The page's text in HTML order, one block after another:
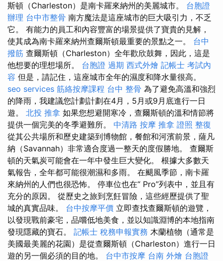
斯頓（Charleston）是南卡羅來納州的美麗城市。 台胞證
辦理 台中市整骨 南方魔法是這座城市的巨大吸引力，不乏
它。 有能力的員工和內容豐富的場景提供了寶貴的見解，
使其成為南卡羅來納州查爾斯頓最重要的景點之一。 台中
撥筋 查爾斯頓（Charleston）全年歡欣鼓舞，因此，這是
他想要的理想場所。 台胞證 過期 西式外燴 記帳士 考試內
容 但是，請記住，這座城市全年的濕度和降水量很高。
seo services 筋絡按摩課程 台中 整骨 為了避免高溫和強烈
的降雨，我建議您計劃計劃在4月，5月或9月底進行一日
遊。 北投 推拿 如果您想避開寒冷，查爾斯頓的溫和情節將
提供一個完美的冬季避難所。 中清路 按摩 推拿 證照 整復
從其公共場所和歷史建築到博物館，餐館和河濱前景，薩凡
納（Savannah）非常適合度過一整天的度假勝地。 查爾斯
頓的天氣炭可能會在一年中發生巨大變化。 根據大多數天
氣報告，全年都可能很潮濕和多雨。 在颶風季節，南卡羅
來納州的人們也很恐怖。 停車位也在“ Pro”列表中，並且有
充分的原因。 從歷史之旅到烹飪冒險，這些經歷提供了聖
城的真實品味。 台中按摩平價 立即查找查爾斯頓的遊覽，
以發現戰前豪宅，品嚐低地美食，並以知識淵博的本地指南
發現隱藏的寶石。 記帳士 稅務申報實務 木蘭植物（通常是
美國最美麗的花園）是從查爾斯頓（Charleston）進行一日
遊的另一個必須的目的地。 台中市按摩 台南 外燴 台胞證